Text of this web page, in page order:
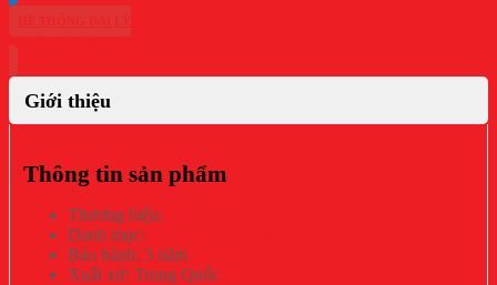
Giới thiệu
Thông tin sản phẩm
Thương hiệu:
Danh mục:
Bảo hành: 3 năm
Xuất xứ: Trung Quốc